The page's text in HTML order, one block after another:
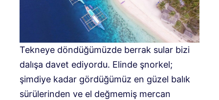
Tekneye döndüğümüzde berrak sular bizi
dalışa davet ediyordu. Elinde şnorkel;
şimdiye kadar gördüğümüz en güzel balık
sürülerinden ve el değmemiş mercan